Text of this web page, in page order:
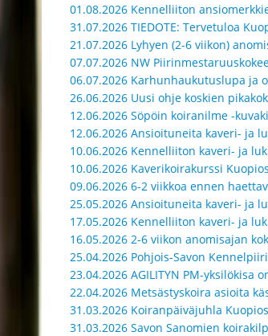
01.08.2026 Kennelliiton
31.07.2026 TIEDOTE: Tervetuloa
21.07.2026 Lyhyen (2-6 viikon)
07.07.2026 NW
06.07.2026 Karhunhaukutuslupa ja
26.06.2026 Uusi ohje koskien
12.06.2026 Söpöin koiranilme -
12.06.2026 Ansioituneita kaveri- ja
10.06.2026 Kennelliiton kaveri- ja
10.06.2026 Kaverikoirakurssi
09.06.2026 6-2 viikkoa ennen
25.05.2026 Ansioituneita kaveri- ja
17.05.2026 Kennelliiton kaveri- ja
16.05.2026 2-6 viikon anomisajan
25.04.2026 Pohjois-Savon
23.04.2026 AGILITYN PM-yksilökisa
22.04.2026 Metsästyskoira asioita
31.03.2026 Koiranpäiväjuhla
31.03.2026 Savon Sanomien